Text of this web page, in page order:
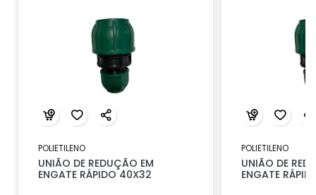
POLIETILENO
UNIÃO DE REDUÇÃO EM
ENGATE RÁPIDO 40X32
POLIETILENO
UNIÃO DE
ENGATE